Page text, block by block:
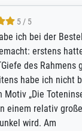
5 / 5
at Meisterdrucke
demands,
on how to
the prints
company has a
of prints to
excellent service